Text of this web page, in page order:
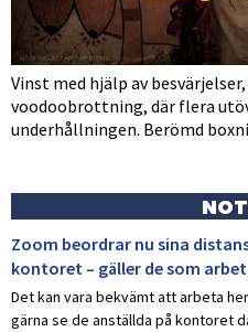
Vinst med hjälp av
voodoobrottning, där flera
underhållningen. Berömd
Zoom beordrar nu sina
kontoret – gäller de som
Det kan vara bekvämt att arbeta
gärna se de anställda på kontoret